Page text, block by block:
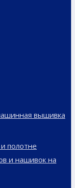
вышивка
полотне
и нашивок на